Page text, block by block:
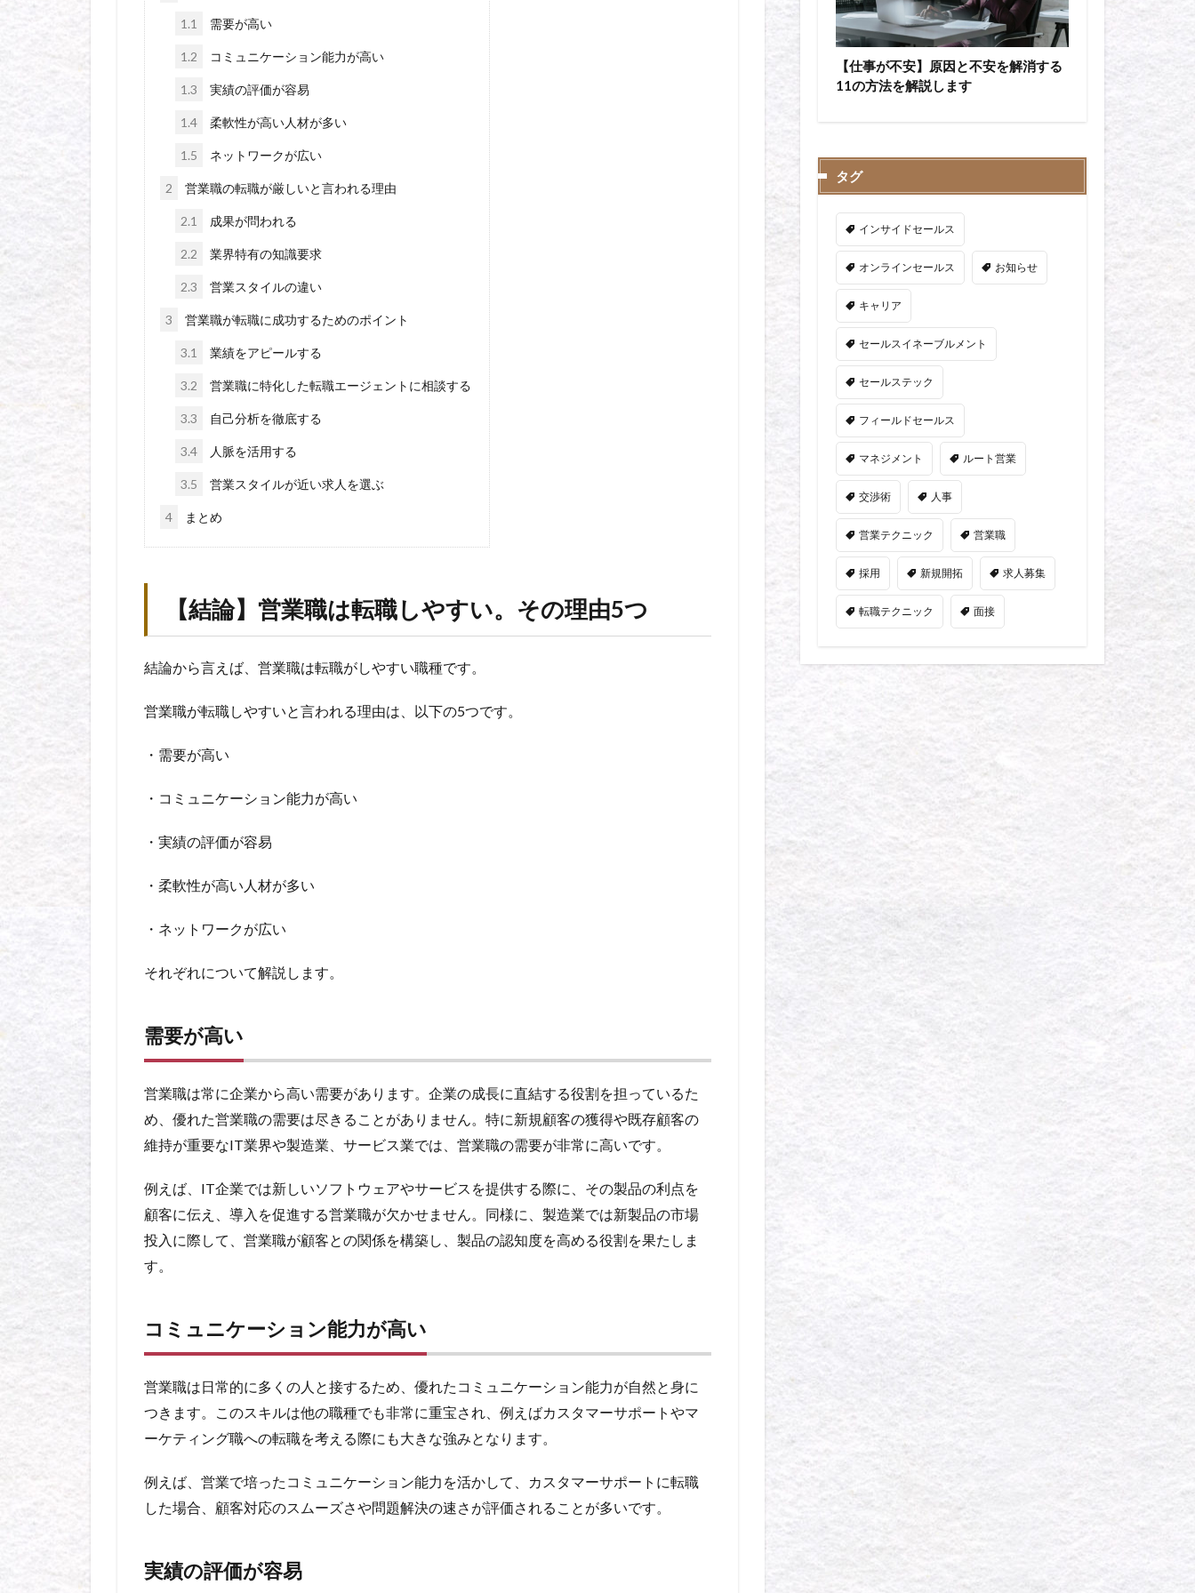
1.1 需要が高い
1.2 コミュニケーション能力が高い
1.3 実績の評価が容易
1.4 柔軟性が高い人材が多い
1.5 ネットワークが広い
2 営業職の転職が厳しいと言われる理由
2.1 成果が問われる
2.2 業界特有の知識要求
2.3 営業スタイルの違い
3 営業職が転職に成功するためのポイント
3.1 業績をアピールする
3.2 営業職に特化した転職エージェントに相談する
3.3 自己分析を徹底する
3.4 人脈を活用する
3.5 営業スタイルが近い求人を選ぶ
4 まとめ
【結論】営業職は転職しやすい。その理由5つ
結論から言えば、営業職は転職がしやすい職種です。
営業職が転職しやすいと言われる理由は、以下の5つです。
・需要が高い
・コミュニケーション能力が高い
・実績の評価が容易
・柔軟性が高い人材が多い
・ネットワークが広い
それぞれについて解説します。
需要が高い
営業職は常に企業から高い需要があります。企業の成長に直結する役割を担っているた
め、優れた営業職の需要は尽きることがありません。特に新規顧客の獲得や既存顧客の
維持が重要なIT業界や製造業、サービス業では、営業職の需要が非常に高いです。
例えば、IT企業では新しいソフトウェアやサービスを提供する際に、その製品の利点を
顧客に伝え、導入を促進する営業職が欠かせません。同様に、製造業では新製品の市場
投入に際して、営業職が顧客との関係を構築し、製品の認知度を高める役割を果たしま
す。
コミュニケーション能力が高い
営業職は日常的に多くの人と接するため、優れたコミュニケーション能力が自然と身に
つきます。このスキルは他の職種でも非常に重宝され、例えばカスタマーサポートやマ
ーケティング職への転職を考える際にも大きな強みとなります。
例えば、営業で培ったコミュニケーション能力を活かして、カスタマーサポートに転職
した場合、顧客対応のスムーズさや問題解決の速さが評価されることが多いです。
実績の評価が容易
【仕事が不安】原因と不安を解消する
11の方法を解説します
タグ
インサイドセールス
オンラインセールス お知らせ
キャリア
セールスイネーブルメント
セールステック
フィールドセールス
マネジメント ルート営業
交渉術 人事
営業テクニック 営業職
採用 新規開拓 求人募集
転職テクニック 面接